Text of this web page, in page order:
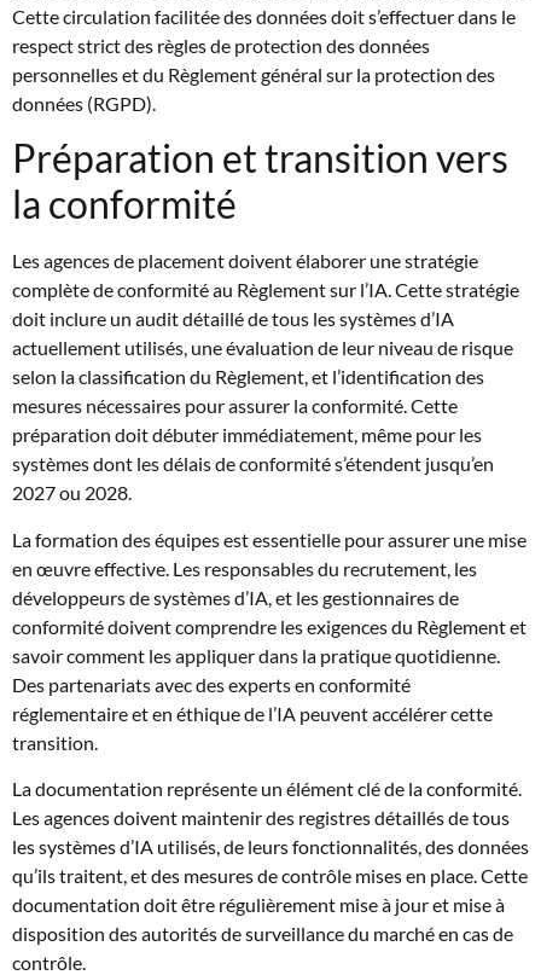
Cette circulation facilitée des données doit s’effectuer dans le
respect strict des règles de protection des données
personnelles et du Règlement général sur la protection des
données (RGPD).
Préparation et transition vers
la conformité
Les agences de placement doivent élaborer une stratégie
complète de conformité au Règlement sur l’IA. Cette stratégie
doit inclure un audit détaillé de tous les systèmes d’IA
actuellement utilisés, une évaluation de leur niveau de risque
selon la classification du Règlement, et l’identification des
mesures nécessaires pour assurer la conformité. Cette
préparation doit débuter immédiatement, même pour les
systèmes dont les délais de conformité s’étendent jusqu’en
2027 ou 2028.
La formation des équipes est essentielle pour assurer une mise
en œuvre effective. Les responsables du recrutement, les
développeurs de systèmes d’IA, et les gestionnaires de
conformité doivent comprendre les exigences du Règlement et
savoir comment les appliquer dans la pratique quotidienne.
Des partenariats avec des experts en conformité
réglementaire et en éthique de l’IA peuvent accélérer cette
transition.
La documentation représente un élément clé de la conformité.
Les agences doivent maintenir des registres détaillés de tous
les systèmes d’IA utilisés, de leurs fonctionnalités, des données
qu’ils traitent, et des mesures de contrôle mises en place. Cette
documentation doit être régulièrement mise à jour et mise à
disposition des autorités de surveillance du marché en cas de
contrôle.